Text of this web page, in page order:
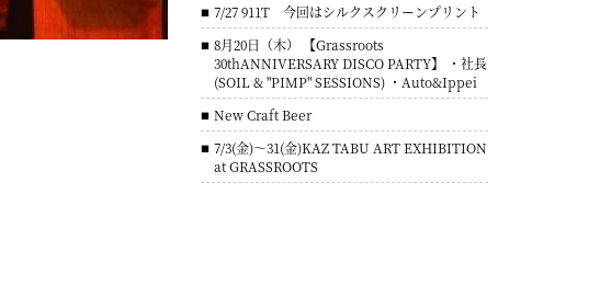
7/27 911T 今回はシルクスクリーンプリント
8月20日（木） 【Grassroots
30thANNIVERSARY DISCO PARTY】 ・社長
(SOIL & "PIMP" SESSIONS) ・Auto&Ippei
New Craft Beer
7/3(金)～31(金)KAZ TABU ART EXHIBITION
at GRASSROOTS